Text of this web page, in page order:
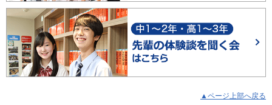
▲ページ上部へ戻る